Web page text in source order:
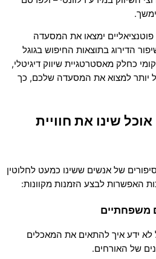
פוטנציאליים ימצאו את המסעדה
הדירוג בתוצאות החיפוש בגוגל
כחלק מאסטרטגיית שיווק דיגיטלי,
יותר למצוא את המסעדה שלכם, כך
שינו את חוויית
של אנשים ששינו כמעט לחלוטין
האפשרות לבצע הזמנות מקוונות:
משפחתיים
לא ידע איך להתאים את המאכלים
של האורחים.